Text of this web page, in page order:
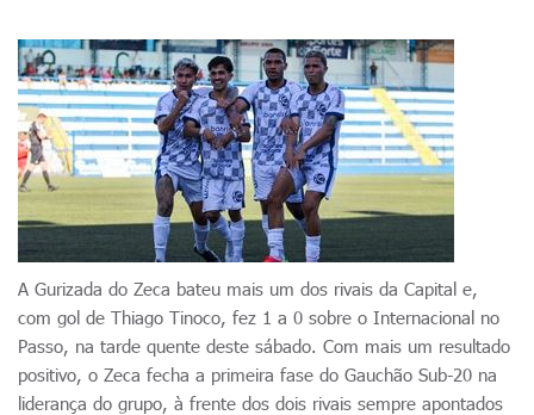
A Gurizada do Zeca bateu mais um dos rivais da Capital e,
com gol de Thiago Tinoco, fez 1 a 0 sobre o Internacional no
Passo, na tarde quente deste sábado. Com mais um resultado
positivo, o Zeca fecha a primeira fase do Gauchão Sub-20 na
liderança do grupo, à frente dos dois rivais sempre apontados